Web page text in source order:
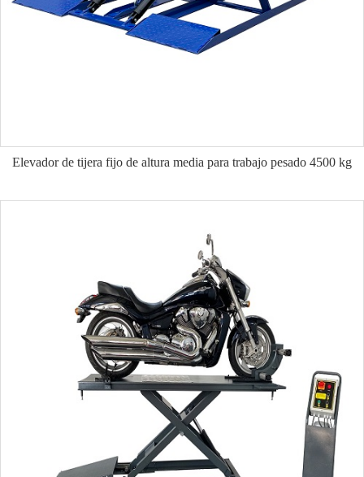
Elevador de tijera fijo de altura media para trabajo pesado 4500 kg